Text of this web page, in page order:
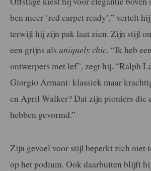
ben meer ‘red carpet ready’,” vertelt
terwijl hij zijn pak laat zien. Zijn stijl
een grijns als uniquely chic. “Ik heb
ontwerpers met lef”, zegt hij. “Ralph
Giorgio Armani: klassiek maar
en April Walker? Dat zijn pioniers die
hebben gevormd.”
Zijn gevoel voor stijl beperkt zich niet
op het podium. Ook daarbuiten blijft